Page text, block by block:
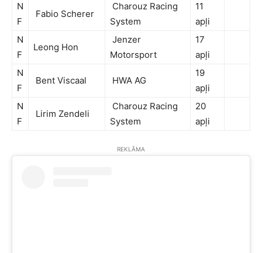
N
F
Fabio Scherer
Charouz Racing
System
11
apļi
N
F
Leong Hon
Jenzer
Motorsport
17
apļi
N
F
Bent Viscaal HWA AG
19
apļi
N
F
Lirim Zendeli
Charouz Racing
System
20
apļi
REKLĀMA